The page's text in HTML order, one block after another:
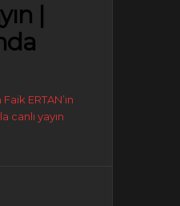
|
ERTAN’ın
canlı yayın